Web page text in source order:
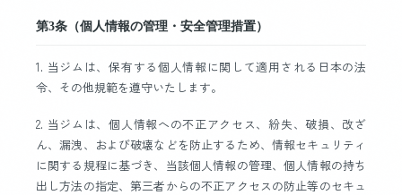
第3条（個人情報の管理・安全管理措置）
1. 当ジムは、保有する個人情報に関して適用される日本の法
令、その他規範を遵守いたします。
2. 当ジムは、個人情報への不正アクセス、紛失、破損、改ざ
ん、漏洩、および破壊などを防止するため、情報セキュリティ
に関する規程に基づき、当該個人情報の管理、個人情報の持ち
出し方法の指定、第三者からの不正アクセスの防止等のセキュ